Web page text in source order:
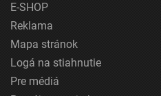
E-SHOP
Reklama
Mapa stránok
Logá na stiahnutie
Pre médiá